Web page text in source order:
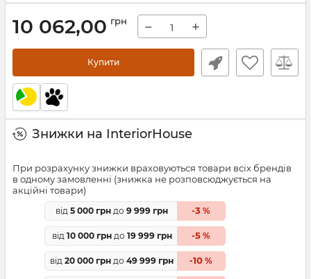
10 062,00 грн − +
Купити
Знижки на InteriorHouse
При розрахунку знижки враховуються товари всіх брендів
в одному замовленні (знижка не розповсюджується на
акційні товари)
від 5 000 грн до 9 999 грн -3 %
від 10 000 грндо 19 999 грн -5 %
від 20 000 грн до 49 999 грн -10 %